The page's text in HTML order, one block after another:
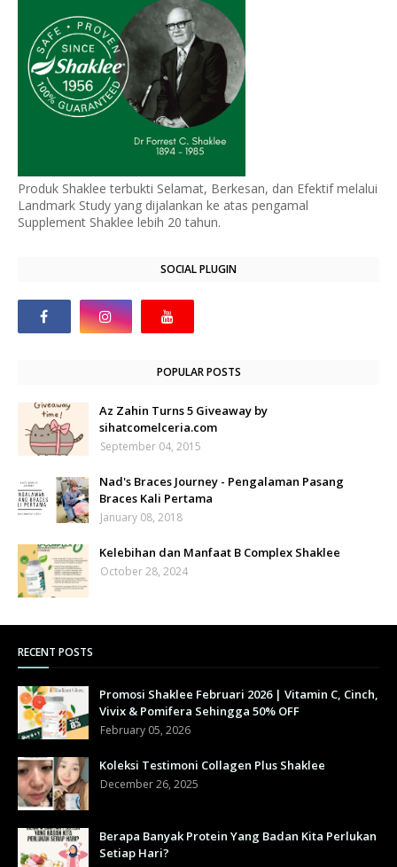
Produk Shaklee terbukti Selamat, Berkesan, dan Efektif melalui
Landmark Study yang dijalankan ke atas pengamal
Supplement Shaklee lebih 20 tahun.
SOCIAL PLUGIN
POPULAR POSTS
Az Zahin Turns 5 Giveaway by
sihatcomelceria.com
September 04, 2015
Nad's Braces Journey - Pengalaman Pasang
Braces Kali Pertama
January 08, 2018
Kelebihan dan Manfaat B Complex Shaklee
October 28, 2024
RECENT POSTS
Promosi Shaklee Februari 2026 | Vitamin C, Cinch,
Vivix & Pomifera Sehingga 50% OFF
February 05, 2026
Koleksi Testimoni Collagen Plus Shaklee
December 26, 2025
Berapa Banyak Protein Yang Badan Kita Perlukan
Setiap Hari?